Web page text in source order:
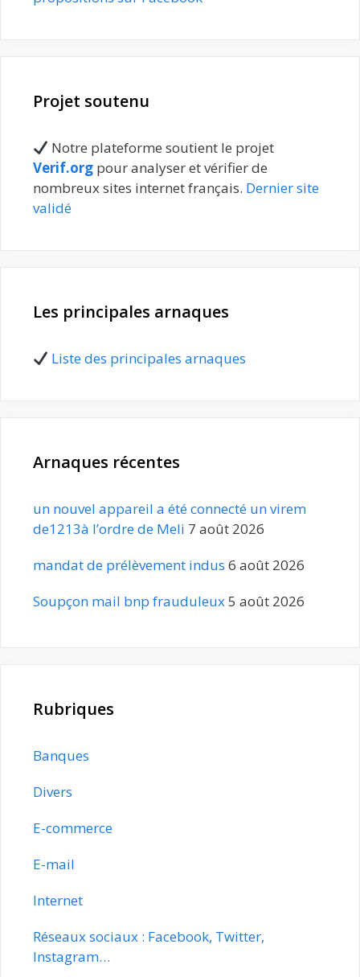
Projet soutenu
Notre plateforme soutient le projet
Verif.org pour analyser et vérifier de
nombreux sites internet français. Dernier site
validé
Les principales arnaques
Liste des principales arnaques
Arnaques récentes
un nouvel appareil a été connecté un virem
de1213à l’ordre de Meli 7 août 2026
mandat de prélèvement indus 6 août 2026
Soupçon mail bnp frauduleux5 août 2026
Rubriques
Banques
Divers
E-commerce
E-mail
Internet
Réseaux sociaux : Facebook, Twitter,
Instagram…